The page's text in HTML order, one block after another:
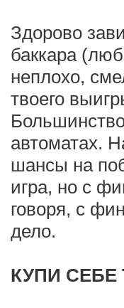
Здорово
баккара
неплохо,
твоего
автоматах.
шансы на
игра, но с
говоря, с
дело.
КУПИ СЕБЕ